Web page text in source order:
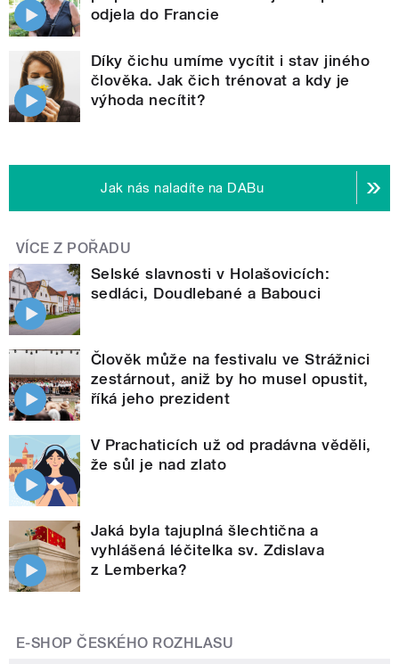
odjela do Francie
Díky čichu umíme vycítit i stav jiného
člověka. Jak čich trénovat a kdy je
výhoda necítit?
Jak nás naladíte na DABu
VÍCE Z POŘADU
Selské slavnosti v Holašovicích:
sedláci, Doudlebané a Babouci
Člověk může na festivalu ve Strážnici
zestárnout, aniž by ho musel opustit,
říká jeho prezident
V Prachaticích už od pradávna věděli,
že sůl je nad zlato
Jaká byla tajuplná šlechtična a
vyhlášená léčitelka sv. Zdislava
z Lemberka?
E-SHOP ČESKÉHO ROZHLASU